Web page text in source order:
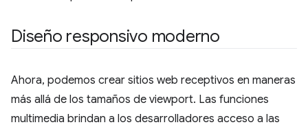
Diseño responsivo moderno
Ahora, podemos crear sitios web receptivos en maneras
más allá de los tamaños de viewport. Las funciones
multimedia brindan a los desarrolladores acceso a las